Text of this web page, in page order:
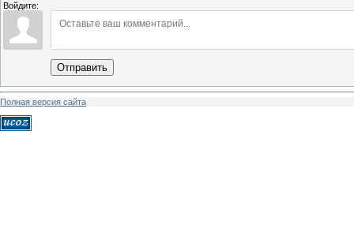
Войдите:
Отправить
Полная версия сайта